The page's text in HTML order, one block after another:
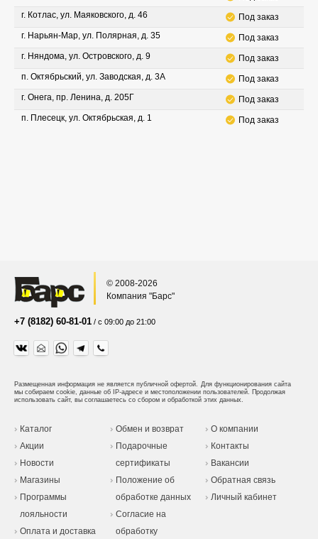
г. Котлас, ул. Маяковского, д. 46
Под заказ
г. Нарьян-Мар, ул. Полярная, д. 35
Под заказ
г. Няндома, ул. Островского, д. 9
Под заказ
п. Октябрьский, ул. Заводская, д. 3А
Под заказ
г. Онега, пр. Ленина, д. 205Г
Под заказ
п. Плесецк, ул. Октябрьская, д. 1
Под заказ
© 2008-2026
Компания "Барс"
+7 (8182) 60-81-01 / с 09:00 до 21:00
Размещенная информация не является публичной офертой. Для функционирования сайта
мы собираем cookie, данные об IP-адресе и местоположении пользователей. Продолжая
использовать сайт, вы соглашаетесь со сбором и обработкой этих данных.
Каталог
Акции
Новости
Магазины
Программы
лояльности
Оплата и доставка
Обмен и возврат
Подарочные
сертификаты
Положение об
обработке данных
Согласие на
обработку
О компании
Контакты
Вакансии
Обратная связь
Личный кабинет